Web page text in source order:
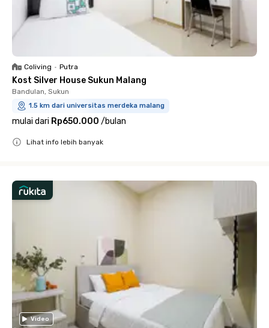
Coliving • Putra
Kost Silver House Sukun Malang
Bandulan, Sukun
1.5 km dari universitas merdeka malang
mulai dari Rp650.000 /bulan
Lihat info lebih banyak
Video